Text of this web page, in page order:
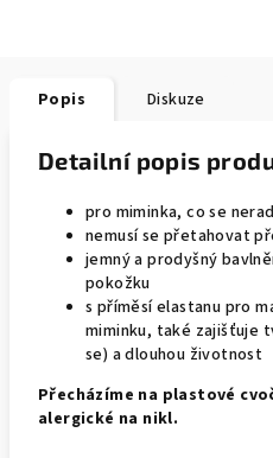
Popis Diskuze
Detailní popis
pro miminka, co se
nemusí se přetahovat
jemný a prodyšný
pokožku
s příměsí elastanu pro
miminku, také zajišťuje
se) a dlouhou životnost
Přecházíme na plastové
alergické na nikl.